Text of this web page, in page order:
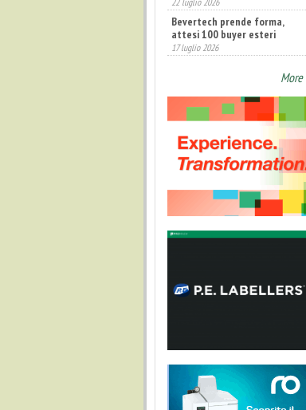
Bevertech prende forma,
attesi 100 buyer esteri
17 luglio 2026
More